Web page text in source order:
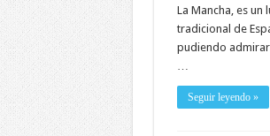
La Mancha, es
tradicional de
pudiendo
…
Seguir leyendo »